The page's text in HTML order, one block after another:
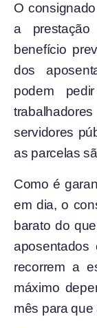
O
a
benefício
dos
podem
servidores
as parcelas
Como é
em dia, o
barato do
recorrem a
máximo
mês para